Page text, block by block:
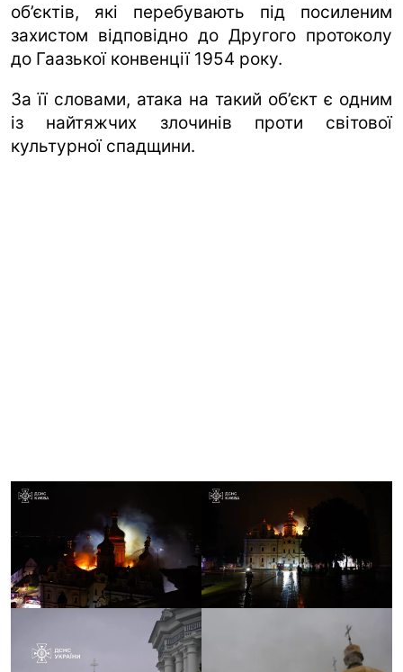
об’єктів, які перебувають під посиленим
захистом відповідно до Другого протоколу
до Гаазької конвенції 1954 року.
За її словами, атака на такий об’єкт є одним
із найтяжчих злочинів проти світової
культурної спадщини.